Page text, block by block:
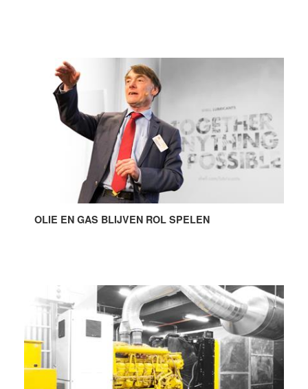
OLIE EN GAS BLIJVEN ROL SPELEN